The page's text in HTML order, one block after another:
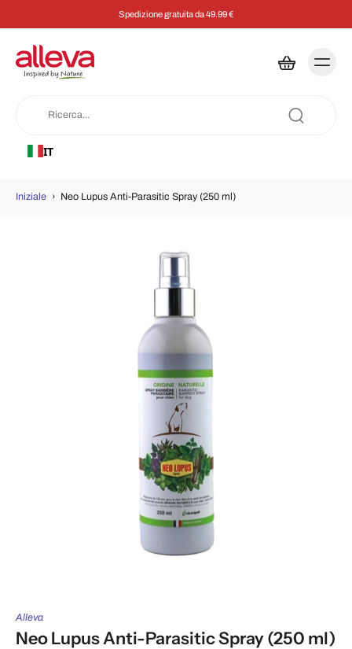
Spedizione gratuita da 49.99 €
IT
Iniziale › Neo Lupus Anti-Parasitic Spray (250 ml)
Alleva
Neo Lupus Anti-Parasitic Spray (250 ml)